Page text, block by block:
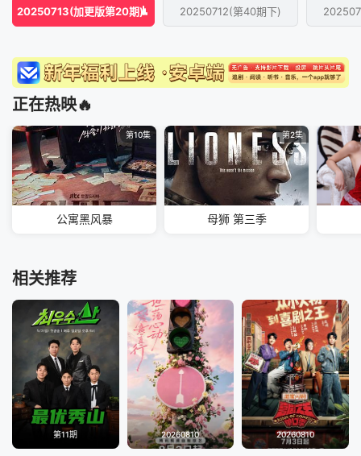
20250713(加更版第20期) 20250712(第40期下)
正在热映🔥
第10集
公寓黑风暴
第2集
母狮 第三季
相关推荐
第11期 20260810 20260810